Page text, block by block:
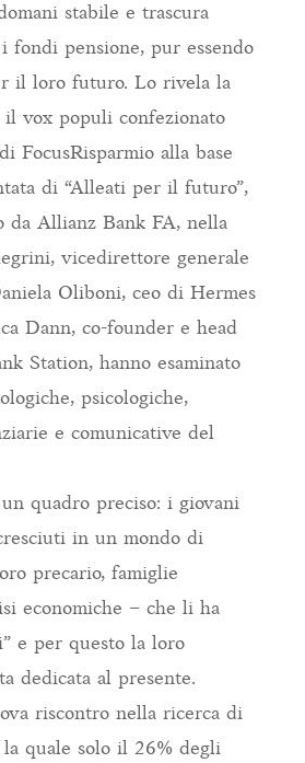
stabile e trascura
fondi pensione, pur essendo
il loro futuro. Lo rivela la
vox populi confezionato
FocusRisparmio alla base
di “Alleati per il futuro”,
da Allianz Bank FA, nella
vicedirettore generale
Oliboni, ceo di Hermes
Dann, co-founder e head
Station, hanno esaminato
psicologiche,
e comunicative del
quadro preciso: i giovani
in un mondo di
precario, famiglie
economiche – che li ha
e per questo la loro
dedicata al presente.
riscontro nella ricerca di
la quale solo il 26% degli